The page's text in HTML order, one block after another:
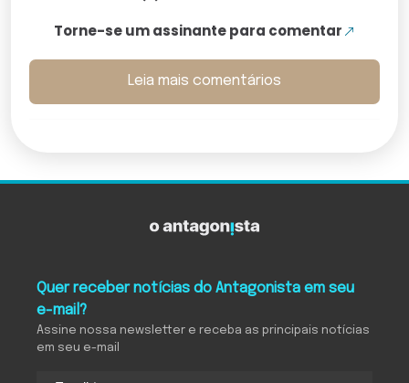
Torne-se um assinante para comentar
Leia mais comentários
Quer receber notícias do Antagonista em seu
e-mail?
Assine nossa newsletter e receba as principais notícias
em seu e-mail